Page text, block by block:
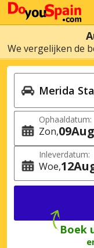
We vergelijken de
Ophaaldatum:
Zon 09Aug
Inleverdatum:
Woe 12
Boek